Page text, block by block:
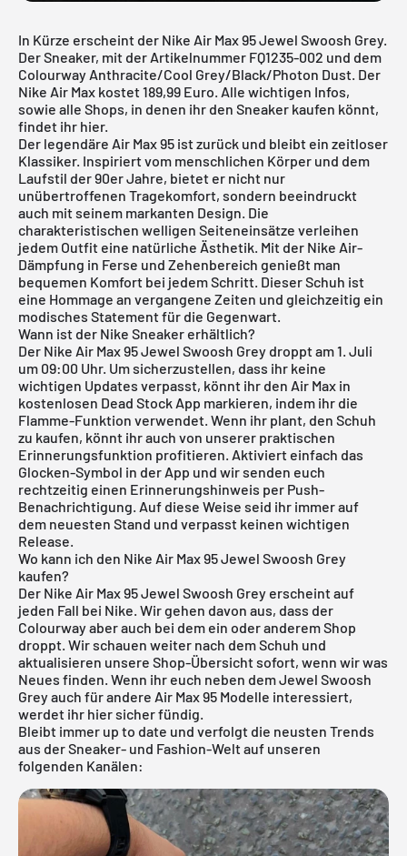
In Kürze erscheint der Nike Air Max 95 Jewel Swoosh Grey.
Der Sneaker, mit der Artikelnummer FQ1235-002 und dem
Colourway Anthracite/Cool Grey/Black/Photon Dust. Der
Nike Air Max kostet 189,99 Euro. Alle wichtigen Infos,
sowie alle Shops, in denen ihr den Sneaker kaufen könnt,
findet ihr hier.
Der legendäre Air Max 95 ist zurück und bleibt ein zeitloser
Klassiker. Inspiriert vom menschlichen Körper und dem
Laufstil der 90er Jahre, bietet er nicht nur
unübertroffenen Tragekomfort, sondern beeindruckt
auch mit seinem markanten Design. Die
charakteristischen welligen Seiteneinsätze verleihen
jedem Outfit eine natürliche Ästhetik. Mit der Nike Air-
Dämpfung in Ferse und Zehenbereich genießt man
bequemen Komfort bei jedem Schritt. Dieser Schuh ist
eine Hommage an vergangene Zeiten und gleichzeitig ein
modisches Statement für die Gegenwart.
Wann ist der Nike Sneaker erhältlich?
Der Nike Air Max 95 Jewel Swoosh Grey droppt am 1. Juli
um 09:00 Uhr. Um sicherzustellen, dass ihr keine
wichtigen Updates verpasst, könnt ihr den Air Max in
kostenlosen Dead Stock App markieren, indem ihr die
Flamme-Funktion verwendet. Wenn ihr plant, den Schuh
zu kaufen, könnt ihr auch von unserer praktischen
Erinnerungsfunktion profitieren. Aktiviert einfach das
Glocken-Symbol in der App und wir senden euch
rechtzeitig einen Erinnerungshinweis per Push-
Benachrichtigung. Auf diese Weise seid ihr immer auf
dem neuesten Stand und verpasst keinen wichtigen
Release.
Wo kann ich den Nike Air Max 95 Jewel Swoosh Grey
kaufen?
Der Nike Air Max 95 Jewel Swoosh Grey erscheint auf
jeden Fall bei Nike. Wir gehen davon aus, dass der
Colourway aber auch bei dem ein oder anderem Shop
droppt. Wir schauen weiter nach dem Schuh und
aktualisieren unsere Shop-Übersicht sofort, wenn wir was
Neues finden. Wenn ihr euch neben dem Jewel Swoosh
Grey auch für andere Air Max 95 Modelle interessiert,
werdet ihr hiersicher fündig.
Bleibt immer up to date und verfolgt die neusten Trends
aus der Sneaker- und Fashion-Welt auf unseren
folgenden Kanälen: